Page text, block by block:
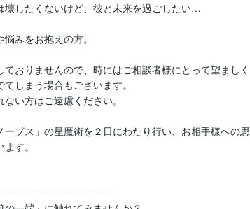
壊したくないけど、彼と未来を過ごしたい…
みをお抱えの方。
ておりませんので、時にはご相談者様にとって望ましく
しまう場合もございます。
い方はご遠慮ください。
ープス」の星魔術を２日にわたり行い、お相手様への思
す。